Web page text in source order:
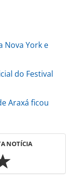
Nova York e
do Festival
Araxá ficou
NOTÍCIA